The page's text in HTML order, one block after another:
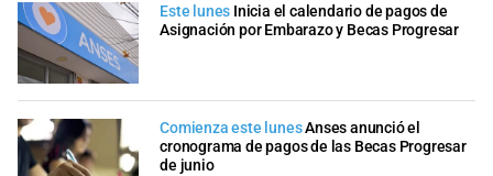
Este lunes Inicia el calendario de pagos de
Asignación por Embarazo y Becas Progresar
Comienza este lunesAnses anunció el
cronograma de pagos de las Becas Progresar
de junio